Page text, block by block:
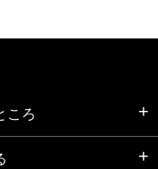
ころ